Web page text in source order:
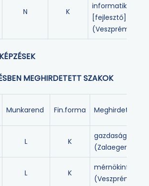
N K
informatikus
[fejlesztő]
(Veszprém)
MEGHIRDETETT SZAKOK
Munkarend Fin.forma Meghirdetett
L K
(Zalaegerszeg)
L K
(Veszprém)